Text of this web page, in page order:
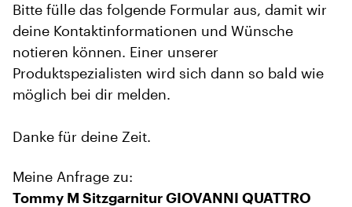
Bitte fülle das folgende Formular aus, damit wir
deine Kontaktinformationen und Wünsche
notieren können. Einer unserer
Produktspezialisten wird sich dann so bald wie
möglich bei dir melden.
Danke für deine Zeit.
Meine Anfrage zu:
Tommy M Sitzgarnitur GIOVANNI QUATTRO